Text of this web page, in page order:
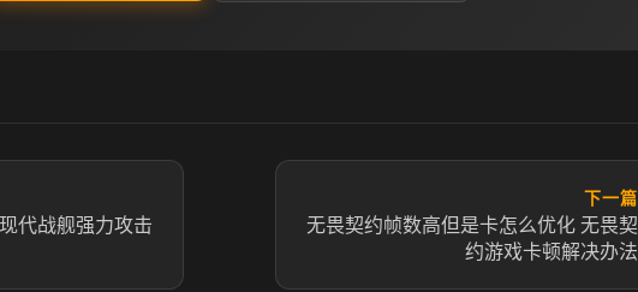
代战舰强力攻击
下一篇
无畏契约帧数高但是卡怎么优化 无畏契
约游戏卡顿解决办法